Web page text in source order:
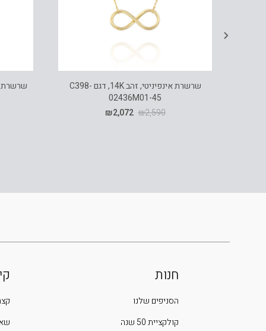
שרשרת אינפיניטי, זהב 14K, דגם C398-
02436M01-45
₪2,590
₪2,072
חנות
הסניפים שלנו
קולקציית 50 שנה